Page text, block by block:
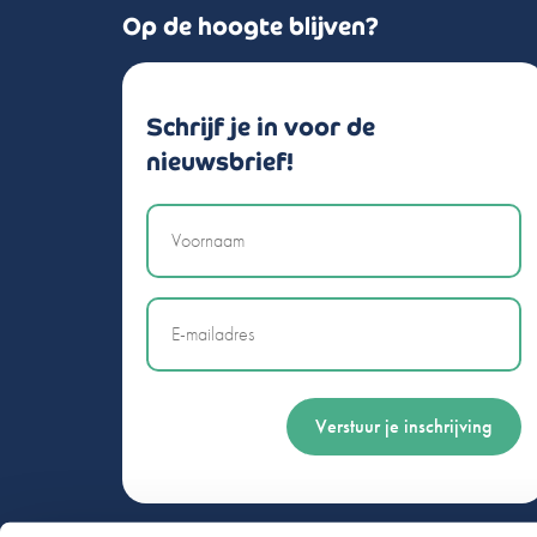
Op de hoogte blijven?
Schrijf je in voor de
nieuwsbrief!
Naam
Email